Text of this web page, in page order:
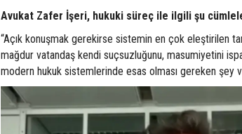
Avukat Zafer İşeri, hukuki süreç ile ilgili şu
“Açık konuşmak gerekirse sistemin en çok eleştirilen
mağdur vatandaş kendi suçsuzluğunu, masumiyetini
modern hukuk sistemlerinde esas olması gereken şey